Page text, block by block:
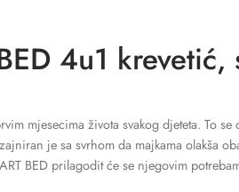
4u1 krevetić,
mjesecima života svakog djeteta. To
je sa svrhom da majkama olakša
BED prilagodit će se njegovim